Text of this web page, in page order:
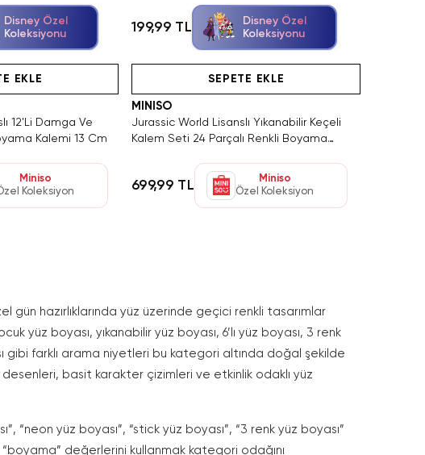
Disney Özel
Koleksiyonu
199,99 TL
Disney Özel
Koleksiyonu
EKLE
12'Li Damga Ve
Kalemi 13 Cm
Miniso
Koleksiyon
SEPETE EKLE
MINISO
Jurassic World Lisanslı Yıkanabilir Keçeli
Kalem Seti 24 Parçalı Renkli Boyama
699,99 TL
Miniso
Özel Koleksiyon
hazırlıklarında yüz üzerinde geçici renkli tasarımlar
yüz boyası, yıkanabilir yüz boyası, 6’lı yüz boyası, 3 renk
gibi farklı arama niyetleri bu kategori altında doğal şekilde
basit karakter çizimleri ve etkinlik odaklı yüz
“neon yüz boyası”, “stick yüz boyası”, “3 renk yüz boyası”
değerlerini kullanmak kategori odağını